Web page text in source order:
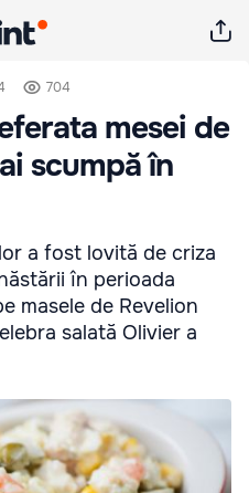
704
mesei de
scumpă în
a fost lovită de criza
în perioada
masele de Revelion
salată Olivier a